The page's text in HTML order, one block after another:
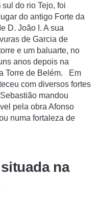
do rio Tejo, foi
do antigo Forte da
D. João I. A sua
de Garcia de
e um baluarte, no
anos depois na
Torre de Belém. Em
com diversos fortes
mandou
pela obra Afonso
numa fortaleza de
na